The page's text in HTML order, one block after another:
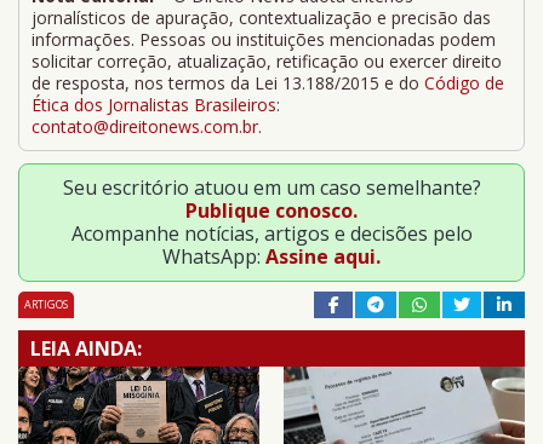
jornalísticos de apuração, contextualização e precisão das
informações. Pessoas ou instituições mencionadas podem
solicitar correção, atualização, retificação ou exercer direito
de resposta, nos termos da Lei 13.188/2015 e do Código de
Ética dos Jornalistas Brasileiros:
contato@direitonews.com.br.
Seu escritório atuou em um caso semelhante?
Publique conosco.
Acompanhe notícias, artigos e decisões pelo
WhatsApp: Assine aqui.
ARTIGOS
LEIA AINDA: